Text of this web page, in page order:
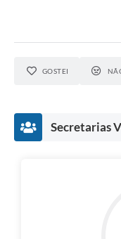
GOSTEI
Secretarias